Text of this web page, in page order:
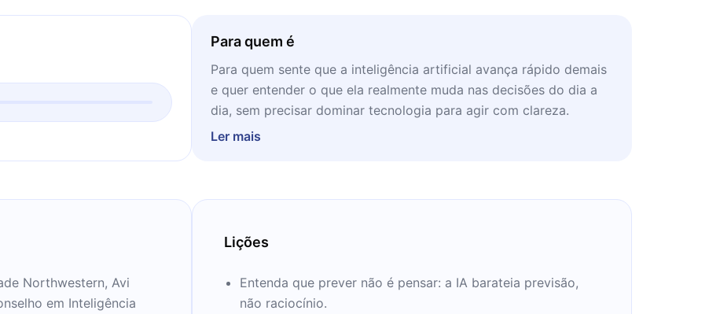
Para quem é
Para quem sente que a inteligência artificial avança rápido demais
e quer entender o que ela realmente muda nas decisões do dia a
dia, sem precisar dominar tecnologia para agir com clareza.
Ler mais
Northwestern, Avi
em Inteligência
Lições
Entenda que prever não é pensar: a IA barateia previsão,
não raciocínio.